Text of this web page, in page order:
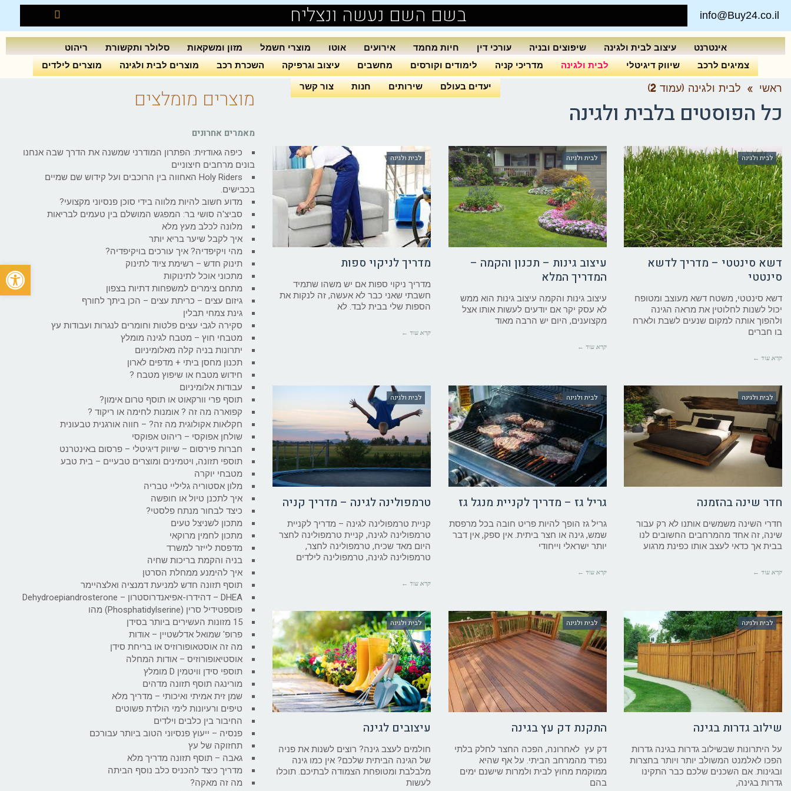
info@Buy24.co.il בשם השם נעשה ונצליח
אינטרנט עיצוב לבית ולגינה שיפוצים ובניה עורכי דין חיות מחמד אירועים אוטו מוצרי חשמל מזון ומשקאות סלולר ותקשורת
ריהוט
צמיגים לרכב
שיווק דיגיטלי לבית ולגינה מדריכי קניה לימודים וקורסים מחשבים עיצוב וגרפיקה השכרת רכב מוצרים לבית ולגינה מוצרים לילדים
יעדים בעולם שירותים חנות צור קשר ראשי » לבית ולגינה (עמוד 2)
כל הפוסטים בלבית ולגינה
לבית ולגינה
דשא סינטטי – מדריך לדשא
סינטטי
דשא סינטטי, משטח דשא מעוצב ומטופח
יכול לשנות לחלוטין את מראה הגינה
ולהפוך אותה למקום שנעים לשבת ולארח
בו חברים
קרא עוד ←
לבית ולגינה
עיצוב גינות – תכנון והקמה –
המדריך המלא
עיצוב גינות והקמה עיצוב גינות הוא ממש
לא עסק יקר אם יודעים לעשות אותו אצל
מקצוענים, היום יש הרבה מאוד
קרא עוד ←
לבית ולגינה
מדריך לניקוי ספות
מדריך ניקוי ספות אם יש משהו שתמיד
חשבתי שאני כבר לא אעשה, זה לנקות את
הספות שלי בבית לבד. לא
קרא עוד ←
לבית ולגינה
חדר שינה בהזמנה
חדרי השינה משמשים אותנו לא רק עבור
שינה, זה אחד מהמרחבים החשובים לנו
בבית אך כדאי לעצב אותו כפינת מרגוע
קרא עוד ←
לבית ולגינה
גריל גז – מדריך לקניית מנגל גז
גריל גז הופך להיות פריט חובה בכל מרפסת
שמש, גינה או חצר ביתית. אין ספק, אין דבר
יותר ישראלי וייחודי
קרא עוד ←
לבית ולגינה
טרמפולינה לגינה – מדריך קניה
קניית טרמפולינה לגינה – מדריך לקניית
טרמפולינה לגינה, קניית טרמפולינה לחצר
היום מאד שכיח, טרמפולינה לחצר,
טרמפולינה לגינה, טרמפולינה לילדים
קרא עוד ←
לבית ולגינה
שילוב גדרות בגינה
על היתרונות שבשילוב גדרות בגינה גדרות
הפכו לאלמנט המשולב יותר ויותר בחצרות
ובגינות. אם השכנים שלכם כבר התקינו
גדרות בגינה,
לבית ולגינה
התקנת דק עץ בגינה
דק עץ לאחרונה, הפכה החצר לחלק בלתי
נפרד מהמרחב הביתי. על אף שהיא
ממוקמת מחוץ לבית ולמרות שישנם ימים
בהם
לבית ולגינה
עיצובים לגינה
חולמים לעצב גינה? רוצים לשנות את פניה
של הגינה הביתית שלכם? אין כמו גינה
מלבלבת ומטופחת הצמודה לבתיכם. תוכלו
לעשות
מוצרים מומלצים
מאמרים אחרונים
כיפה גאודזית: הפתרון המודרני שמשנה את הדרך שבה אנחנו
בונים מרחבים חיצוניים
Holy Riders האחווה בין הרוכבים ועל קידוש שם שמיים
בכבישים.
מדוע חשוב להיות מלווה בידי סוכן פנסיוני מקצועי?
סביצ'ה סושי בר: המפגש המושלם בין טעמים לבריאות
מלונה לכלב מעץ מלא
איך לקבל שיער בריא יותר
מהי ויקיפדיה? איך עורכים בויקיפדיה?
תינוק חדש – רשימת ציוד לתינוק
מתכוני אוכל לתינוקות
מתחם צימרים למשפחות דתיות בצפון
גיזום עצים – כריתת עצים – הכן ביתך לחורף
גינת צמחי תבלין
סקירה לגבי עצים פלטות וחומרים לנגרות ועבודות עץ
מטבחי חוץ – מטבח לגינה מומלץ
יתרונות בניה קלה מאלומיניום
תכנון מחסן ביתי + מדפים לארון
חידוש מטבח או שיפוץ מטבח ?
עבודות אלומיניום
תוסף פרי וורקאוט או תוסף טרום אימון?
קפוארה מה זה ? אומנות לחימה או ריקוד ?
חקלאות אקולוגית מה זה? – חווה אורגנית טבעונית
שולחן אפוקסי – ריהוט אפוקסי
חברות פירסום – שיווק דיגיטלי – פרסום באינטרנט
תוספי תזונה, ויטמינים ומוצרים טבעיים – בית טבע
מטבחי יוקרה
מלון אסטוריה גליליי טבריה
איך לתכנן טיול או חופשה
כיצד לבחור מנתח פלסטי?
מתכון לשניצל טעים
מתכון לחמין מרוקאי
מדפסת לייזר למשרד
בניה והקמת בריכות שחיה
איך להימנע ממחלת הסרטן
תוסף תזונה חדש למניעת דמנציה ואלצהיימר
DHEA – דהידרו-אפיאנדרוסטרון – Dehydroepiandrosterone
פוספטידיל סרין (Phosphatidylserine) מהו
15 מזונות העשירים ביותר בסידן
פרופ' שמואל אדלשטיין – אודות
מה זה אוסטאופורוזיס או בריחת סידן
אוסטיאופורוזיס – אודות המחלה
תוספי סידן וויטמין D מומלץ
מורינגה תוסף תזונה מדהים
שמן זית אמיתי ואיכותי – מדריך מלא
טיפים ורעיונות לימי הולדת פשוטים
החיבור בין כלבים וילדים
פנסיה – ייעוץ פנסיוני הטוב ביותר עבורכם
תחזוקה של עץ
גאבה – תוסף תזונה מדריך מלא
מדריך כיצד להכניס כלב נוסף הביתה
מה זה מאקה?